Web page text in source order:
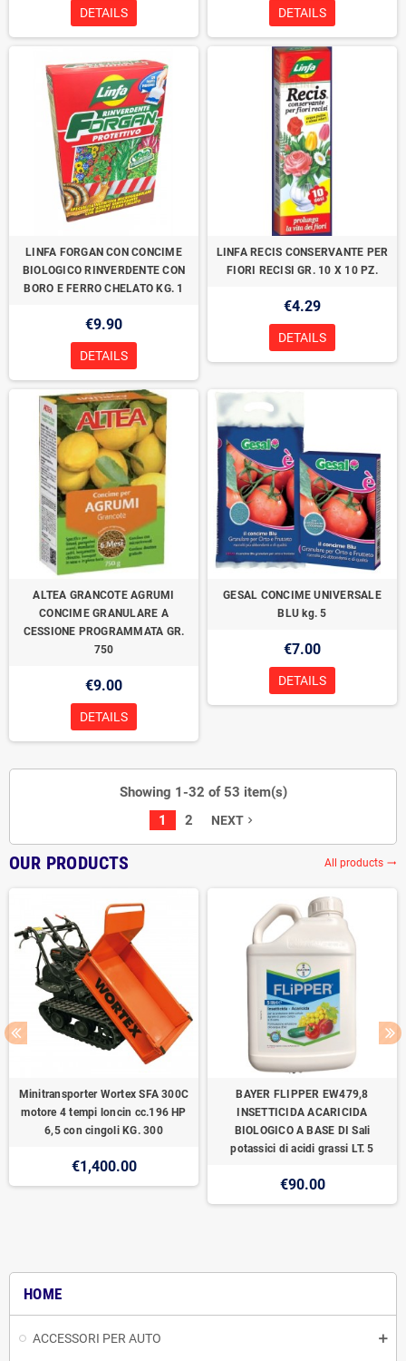
HOME
ACCESSORI PER AUTO
DETAILS DETAILS
LINFA FORGAN CON CONCIME
BIOLOGICO RINVERDENTE CON
BORO E FERRO CHELATO KG. 1
€9.90
DETAILS
LINFA RECIS CONSERVANTE PER
FIORI RECISI GR. 10 X 10 PZ.
€4.29
DETAILS
ALTEA GRANCOTE AGRUMI
CONCIME GRANULARE A
CESSIONE PROGRAMMATA GR.
750
€9.00
DETAILS
GESAL CONCIME UNIVERSALE
BLU kg. 5
€7.00
DETAILS
Showing 1-32 of 53 item(s)
1
2 NEXT navigate_next
OUR PRODUCTS All products trending_flat
Minitransporter Wortex SFA 300C
motore 4 tempi loncin cc.196 HP
6,5 con cingoli KG. 300
€1,400.00
BAYER FLIPPER EW479,8
INSETTICIDA ACARICIDA
BIOLOGICO A BASE DI Sali
potassici di acidi grassi LT. 5
€90.00